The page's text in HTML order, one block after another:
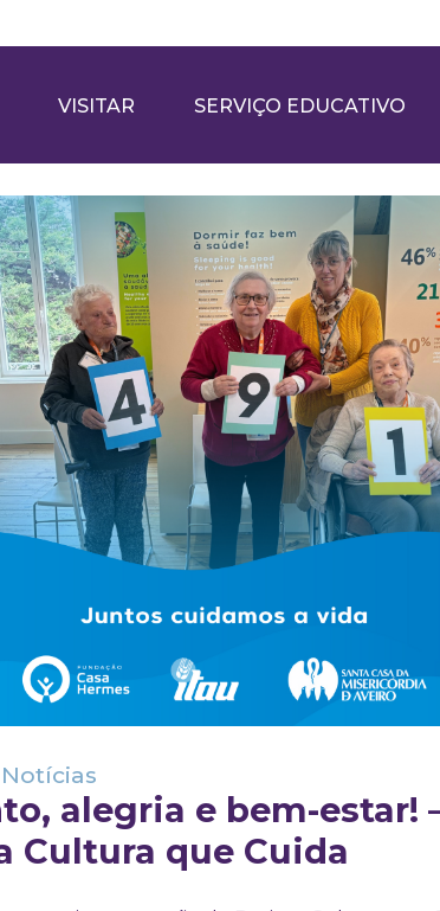
VISITAR SERVIÇO EDUCATIVO
alegria e bem-estar!
Cultura que Cuida
Notícias